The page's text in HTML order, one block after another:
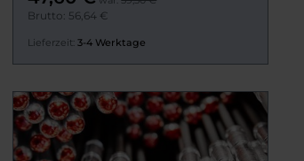
Brutto: 56,64 €
Lieferzeit: 3-4 Werktage